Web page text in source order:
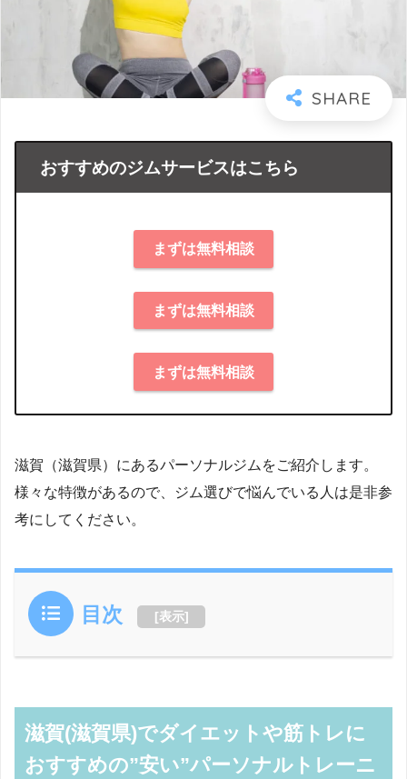
おすすめのジムサービスはこちら
まずは無料相談
まずは無料相談
まずは無料相談
滋賀（滋賀県）にあるパーソナルジムをご紹介します。
様々な特徴があるので、ジム選びで悩んでいる人は是非参
考にしてください。
目次 [表示]
滋賀(滋賀県)でダイエットや筋トレに
おすすめの”安い”パーソナルトレーニ